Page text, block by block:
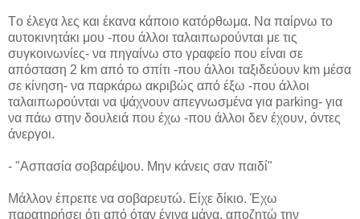
Tο έλεγα λες και έκανα κάποιο κατόρθωμα. Να παίρνω το
αυτοκινητάκι μου -που άλλοι ταλαιπωρούνται με τις
συγκοινωνίες- να πηγαίνω στο γραφείο που είναι σε
απόσταση 2 km από το σπίτι -που άλλοι ταξιδεύουν km μέσα
σε κίνηση- να παρκάρω ακριβώς από έξω -που άλλοι
ταλαιπωρούνται να ψάχνουν απεγνωσμένα για parking- για
να πάω στην δουλειά που έχω -που άλλοι δεν έχουν, όντες
άνεργοι.
- "Ασπασία σοβαρέψου. Μην κάνεις σαν παιδί"
Μάλλον έπρεπε να σοβαρευτώ. Είχε δίκιο. Έχω
παρατηρήσει ότι από όταν έγινα μάνα, αποζητώ την